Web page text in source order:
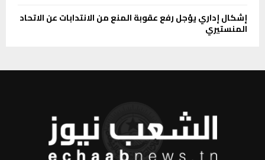
إشكال إداري يؤجل رفع عقوبة المنع من الانتدابات عن الاتحاد
المنستيري